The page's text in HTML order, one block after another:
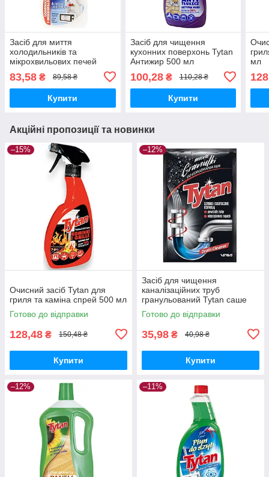
Засіб для миття
холодильників та
мікрохвильових печей
83,58 ₴ 89,58 ₴
Купити
Засіб для чищення
кухонних поверхонь Tytan
Антижир 500 мл
100,28₴ 110,28 ₴
Купити
мл
Акційні пропозиції та новинки
–15%
Очисний засіб Tytan для
гриля та каміна спрей 500 мл
Готово до відправки
128,48 ₴ 150,48 ₴
Купити
–12%
Засіб для чищення
каналізаційних труб
гранульований Tytan саше
40г
Готово до відправки
35,98 ₴ 40,98 ₴
Купити
–12% –11%